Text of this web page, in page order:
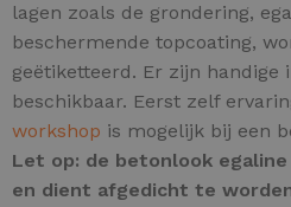
lagen zoals de grondering,
beschermende topcoating,
geëtiketteerd. Er zijn handige
beschikbaar. Eerst zelf
workshop is mogelijk bij een
Let op: de betonlook
en dient afgedicht te